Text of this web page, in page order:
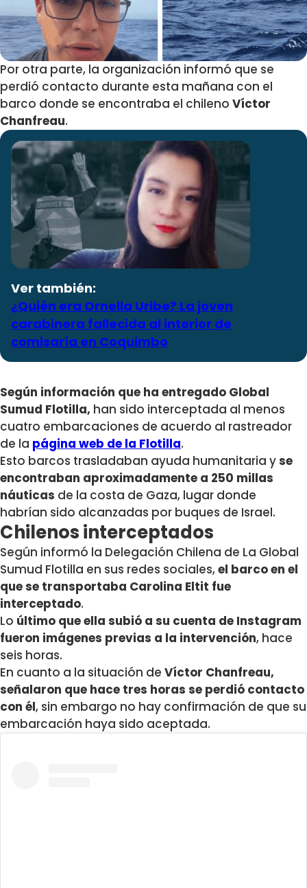
Por otra parte, la organización informó que se
perdió contacto durante esta mañana con el
barco donde se encontraba el chileno Víctor
Chanfreau.
Ver también:
¿Quién era Ornella Uribe? La joven
carabinera fallecida al interior de
comisaría en Coquimbo
Según información que ha entregado Global
Sumud Flotilla, han sido interceptada al menos
cuatro embarcaciones de acuerdo al rastreador
de la página web de la Flotilla.
Esto barcos trasladaban ayuda humanitaria yse
encontraban aproximadamente a 250 millas
náuticas de la costa de Gaza, lugar donde
habrían sido alcanzadas por buques de Israel.
Chilenos interceptados
Según informó la Delegación Chilena de La Global
Sumud Flotilla en sus redes sociales,el barco en el
que se transportaba Carolina Eltit fue
interceptado.
Lo último que ella subió a su cuenta de Instagram
fueron imágenes previas a la intervención, hace
seis horas.
En cuanto a la situación de Víctor Chanfreau,
señalaron que hace tres horas se perdió contacto
con él, sin embargo no hay confirmación de que su
embarcación haya sido aceptada.